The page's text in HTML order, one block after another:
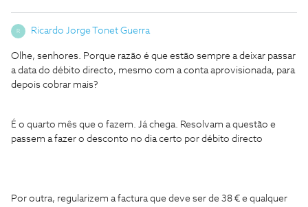
R Ricardo Jorge Tonet Guerra
Olhe, senhores. Porque razão é que estão sempre a deixar passar
a data do débito directo, mesmo com a conta aprovisionada, para
depois cobrar mais?
É o quarto mês que o fazem. Já chega. Resolvam a questão e
passem a fazer o desconto no dia certo por débito directo
Por outra, regularizem a factura que deve ser de 38 € e qualquer